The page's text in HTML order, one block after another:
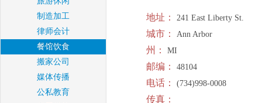
制造加工
律师会计
餐馆饮食
搬家公司
媒体传播
公私教育
地址： 241 East Liberty St.
城市： Ann Arbor
州： MI
邮编： 48104
电话： (734)998-0008
传真：